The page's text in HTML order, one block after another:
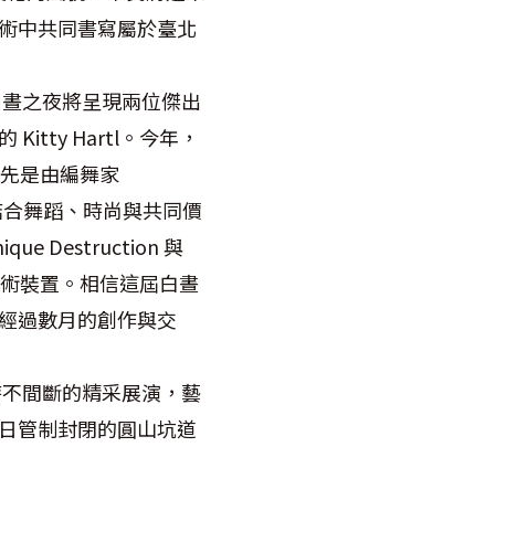
中共同書寫屬於臺北
之夜將呈現兩位傑出
Kitty Hartl。今年，
是由編舞家
舞蹈、時尚與共同價
Destruction 與
裝置。相信這屆白晝
過數月的創作與交
間斷的精采展演，藝
管制封閉的圓山坑道